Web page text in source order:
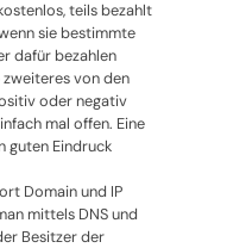
teils bezahlt
sie bestimmte
dafür bezahlen
von den
oder negativ
mal offen. Eine
guten Eindruck
Domain und IP
mittels DNS und
Besitzer der